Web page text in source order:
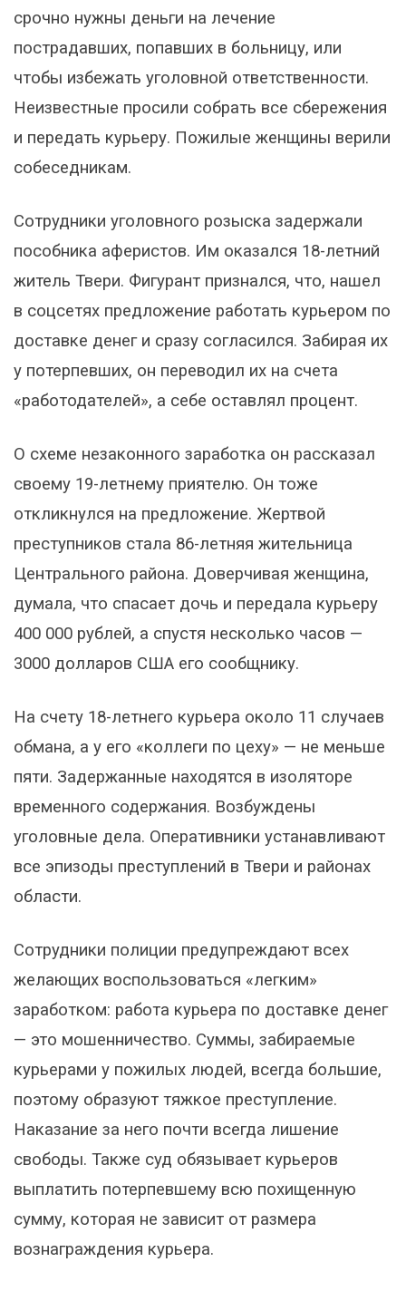
срочно нужны деньги на лечение
пострадавших, попавших в больницу, или
чтобы избежать уголовной ответственности.
Неизвестные просили собрать все сбережения
и передать курьеру. Пожилые женщины верили
собеседникам.
Сотрудники уголовного розыска задержали
пособника аферистов. Им оказался 18-летний
житель Твери. Фигурант признался, что, нашел
в соцсетях предложение работать курьером по
доставке денег и сразу согласился. Забирая их
у потерпевших, он переводил их на счета
«работодателей», а себе оставлял процент.
О схеме незаконного заработка он рассказал
своему 19-летнему приятелю. Он тоже
откликнулся на предложение. Жертвой
преступников стала 86-летняя жительница
Центрального района. Доверчивая женщина,
думала, что спасает дочь и передала курьеру
400 000 рублей, а спустя несколько часов —
3000 долларов США его сообщнику.
На счету 18-летнего курьера около 11 случаев
обмана, а у его «коллеги по цеху» — не меньше
пяти. Задержанные находятся в изоляторе
временного содержания. Возбуждены
уголовные дела. Оперативники устанавливают
все эпизоды преступлений в Твери и районах
области.
Сотрудники полиции предупреждают всех
желающих воспользоваться «легким»
заработком: работа курьера по доставке денег
— это мошенничество. Суммы, забираемые
курьерами у пожилых людей, всегда большие,
поэтому образуют тяжкое преступление.
Наказание за него почти всегда лишение
свободы. Также суд обязывает курьеров
выплатить потерпевшему всю похищенную
сумму, которая не зависит от размера
вознаграждения курьера.